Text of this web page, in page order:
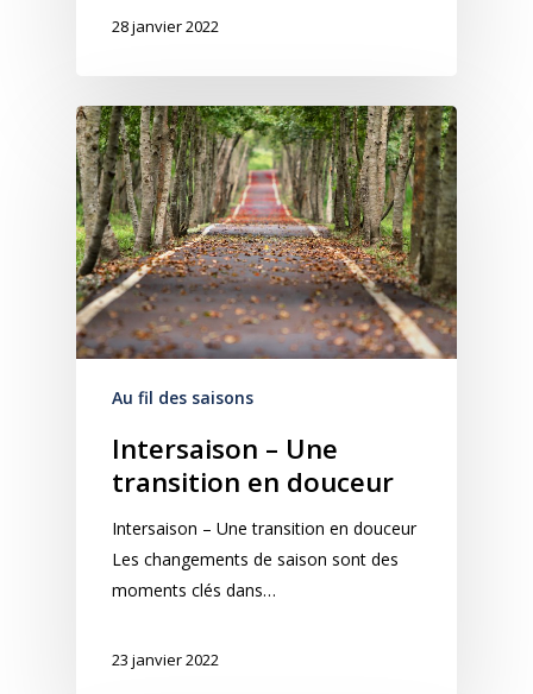
28 janvier 2022
Au fil des saisons
Intersaison – Une
transition en douceur
Intersaison – Une transition en douceur
Les changements de saison sont des
moments clés dans…
23 janvier 2022